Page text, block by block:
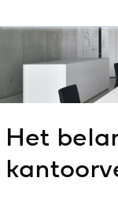
Het